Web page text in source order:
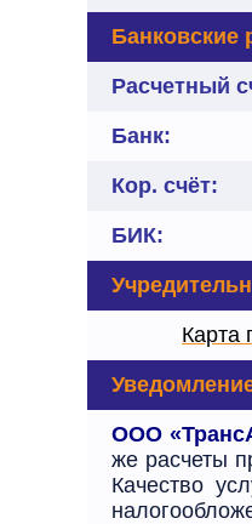
Банковские
Расчетный
Банк:
Кор. счёт:
БИК:
Карта
ООО
же расчеты
Качество